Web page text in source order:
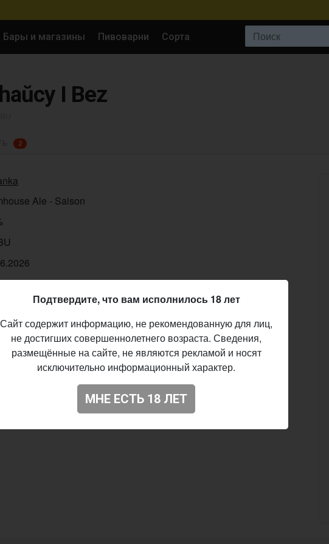
Бары и магазины Пивоварни Сорта
I Bez
2
Ale - Saison
Подтвердите, что вам исполнилось 18 лет
Сайт содержит информацию, не рекомендованную для лиц,
не достигших совершеннолетнего возраста. Сведения,
размещённые на сайте, не являются рекламой и носят
исключительно информационный характер.
МНЕ ЕСТЬ 18 ЛЕТ